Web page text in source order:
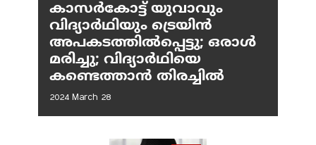
കാസർകോട്ട് യുവാവും
വിദ്യാർഥിയും ട്രെയിൻ
അപകടത്തിൽപ്പെട്ടു; ഒരാൾ
മരിച്ചു; വിദ്യാർഥിയെ
കണ്ടെത്താൻ തിരച്ചിൽ
2024 March 28